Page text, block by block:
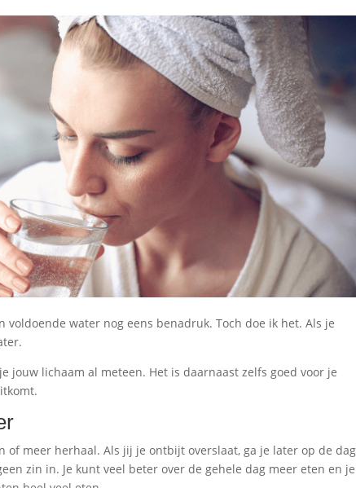
water nog eens benadruk. Toch doe ik het. Als je
jouw lichaam al meteen. Het is daarnaast zelfs goed voor je
of meer herhaal. Als jij je ontbijt overslaat, ga je later op de dag
zin in. Je kunt veel beter over de gehele dag meer eten en je